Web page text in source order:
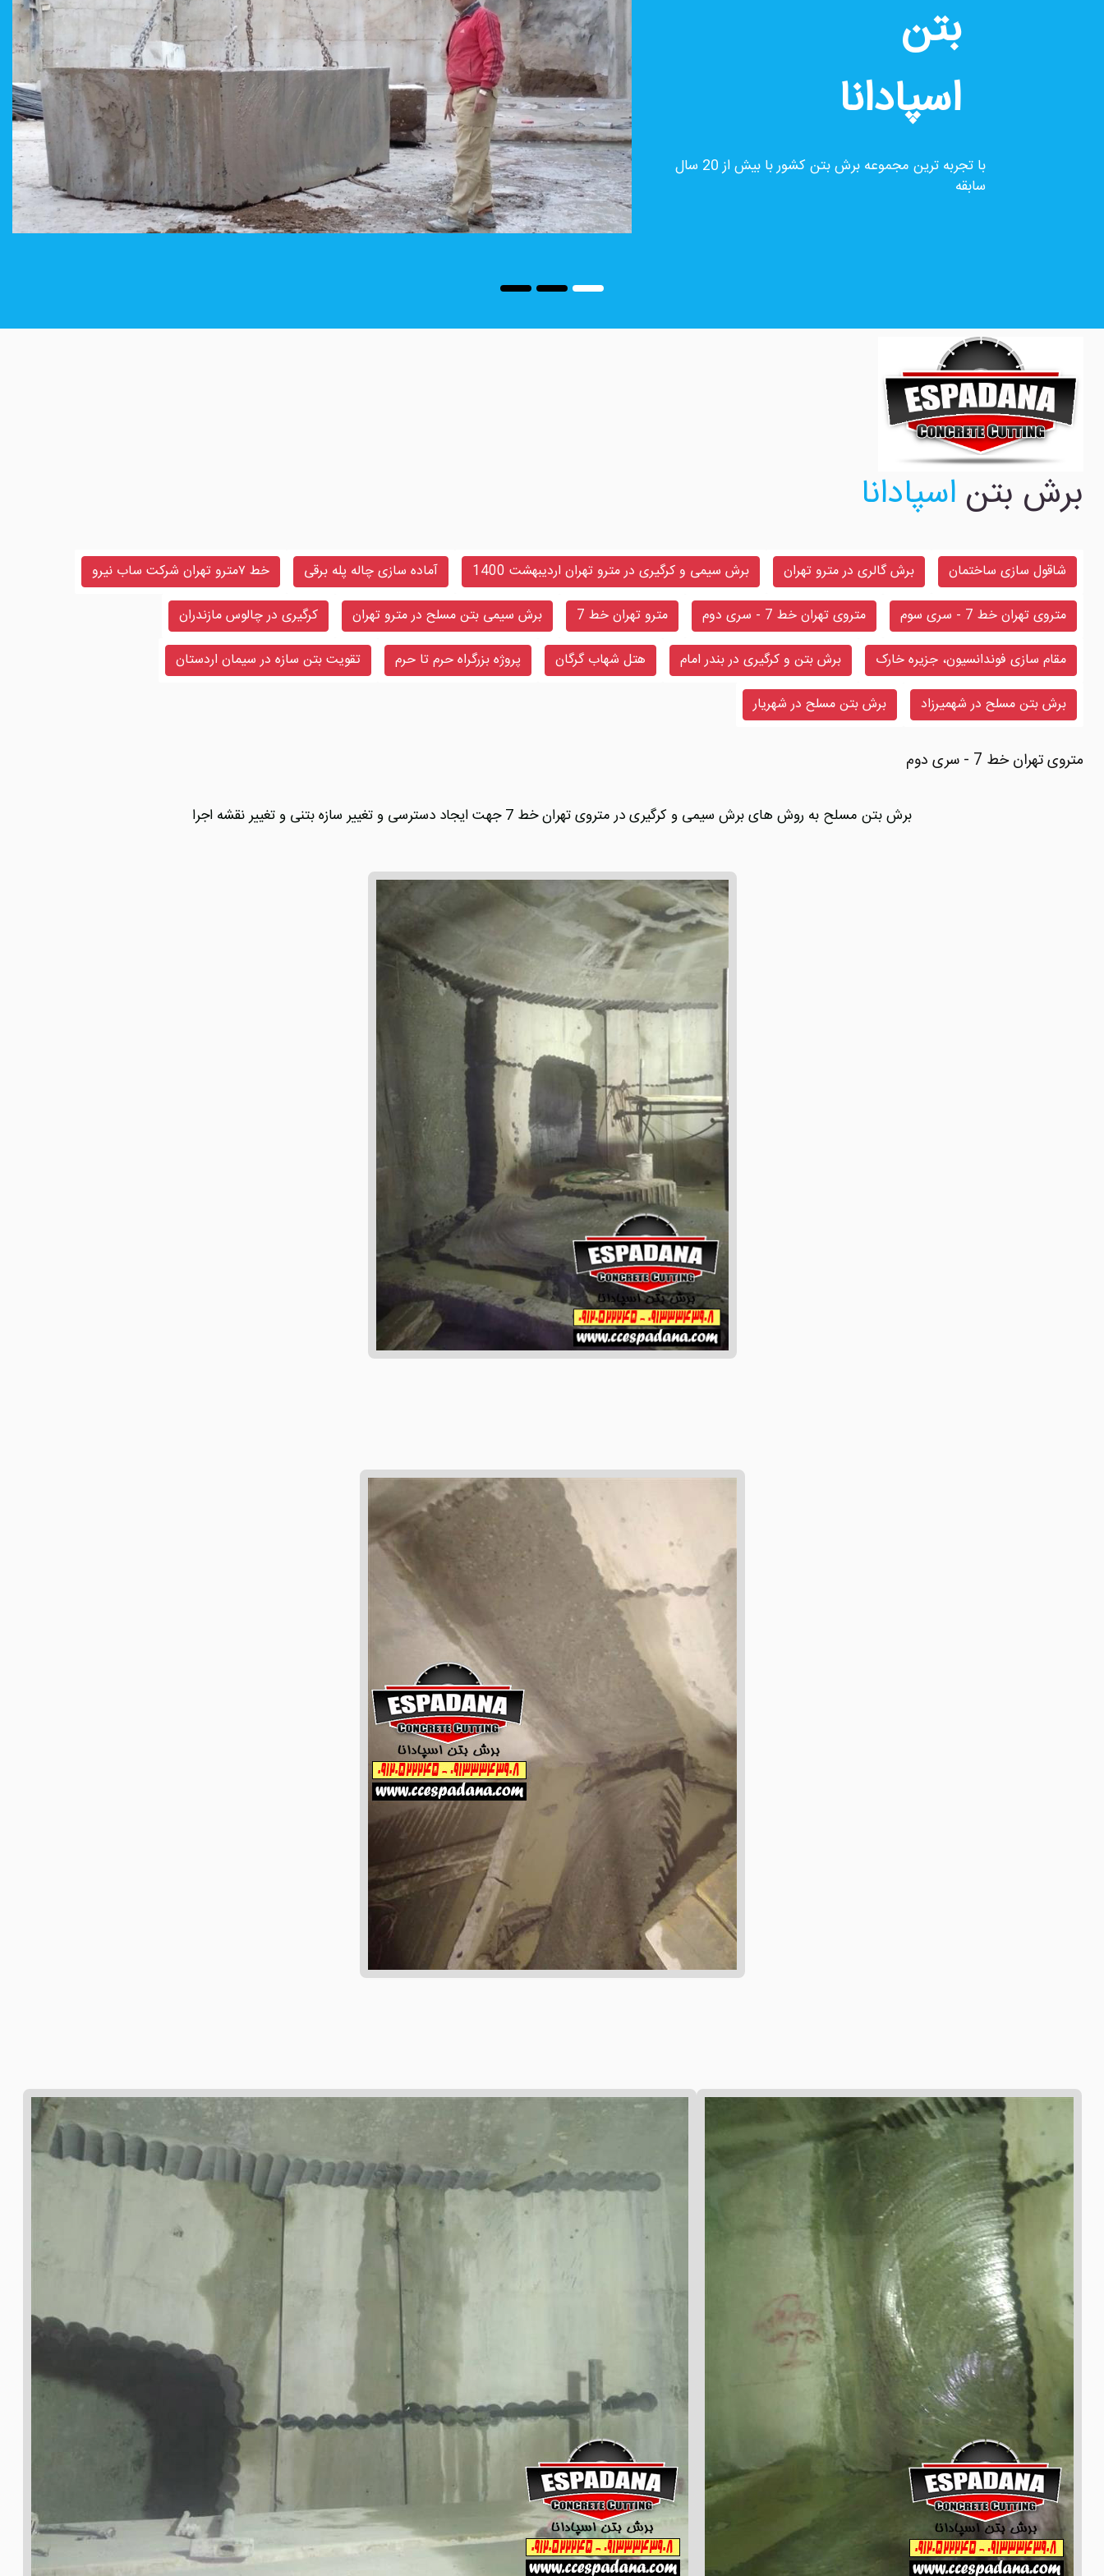
بتن
اسپادانا
به عمل کار برآید، به سخن دانی نیست !!!
برش بتن اسپادانا
شاقول سازی ساختمان برش گالری در مترو تهران برش سیمی و کرگیری در مترو تهران اردیبهشت 1400 آماده سازی چاله پله برقی
خط ۷مترو تهران شرکت ساب نیرو
متروی تهران خط 7 - سری سوم
متروی تهران خط 7 - سری دوم مترو تهران خط 7 برش سیمی بتن مسلح در مترو تهران
کرگیری در چالوس مازندران
مقام سازی فوندانسیون، جزیره خارک
برش بتن و کرگیری در بندر امام هتل شهاب گرگان پروژه بزرگراه حرم تا حرم
تقویت بتن سازه در سیمان اردستان
برش بتن مسلح در شهمیرزاد
برش بتن مسلح در شهریار
متروی تهران خط 7 - سری دوم
برش بتن مسلح به روش های برش سیمی و کرگیری در متروی تهران خط 7 جهت ایجاد دسترسی و تغییر سازه بتنی و تغییر نقشه اجرا